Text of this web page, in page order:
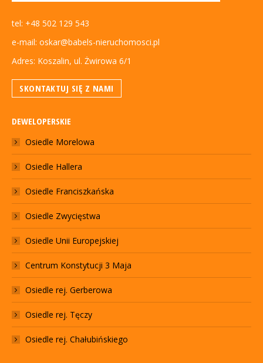
tel: +48 502 129 543
e-mail: oskar@babels-nieruchomosci.pl
Adres: Koszalin, ul. Żwirowa 6/1
SKONTAKTUJ SIĘ Z NAMI
DEWELOPERSKIE
Osiedle Morelowa
Osiedle Hallera
Osiedle Franciszkańska
Osiedle Zwycięstwa
Osiedle Unii Europejskiej
Centrum Konstytucji 3 Maja
Osiedle rej. Gerberowa
Osiedle rej. Tęczy
Osiedle rej. Chałubińskiego